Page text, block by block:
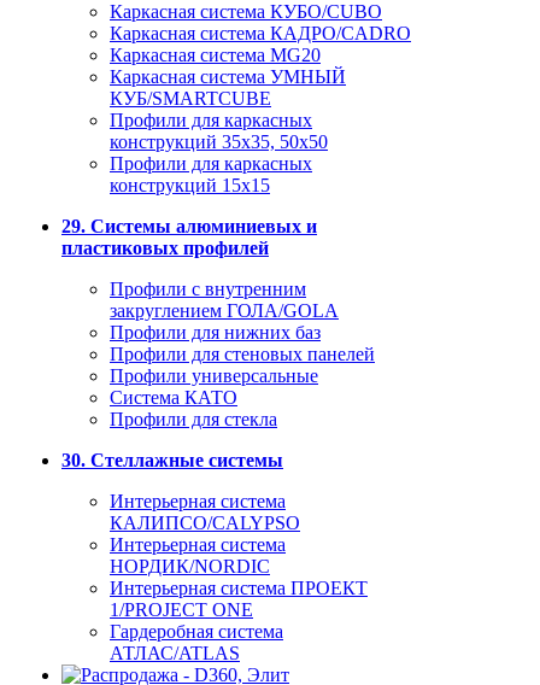
Каркасная система КУБО/CUBO
Каркасная система КАДРО/CADRO
Каркасная система MG20
Каркасная система УМНЫЙ
КУБ/SMARTCUBE
Профили для каркасных
конструкций 35x35, 50x50
Профили для каркасных
конструкций 15х15
29. Системы алюминиевых и
пластиковых профилей
Профили с внутренним
закруглением ГОЛА/GOLA
Профили для нижних баз
Профили для стеновых панелей
Профили универсальные
Система КАТО
Профили для стекла
30. Стеллажные системы
Интерьерная система
КАЛИПСО/CALYPSO
Интерьерная система
НОРДИК/NORDIC
Интерьерная система ПРОЕКТ
1/PROJECT ONE
Гардеробная система
АТЛАС/ATLAS